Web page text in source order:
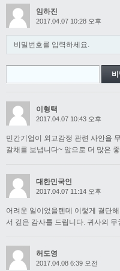
임하진
2017.04.07 10:28 오후
비밀번호를 입력하세요.
이형택
2017.04.07 10:43 오후
민간기업이 외교감정 관련 사안을
갈채를 보냅니다~ 앞으로 더 많은
대한민국인
2017.04.07 11:14 오후
어려운 일이었을텐데 이렇게 결단
서 깊은 감사를 드립니다. 귀사의 무
허도영
2017.04.08 6:39 오전